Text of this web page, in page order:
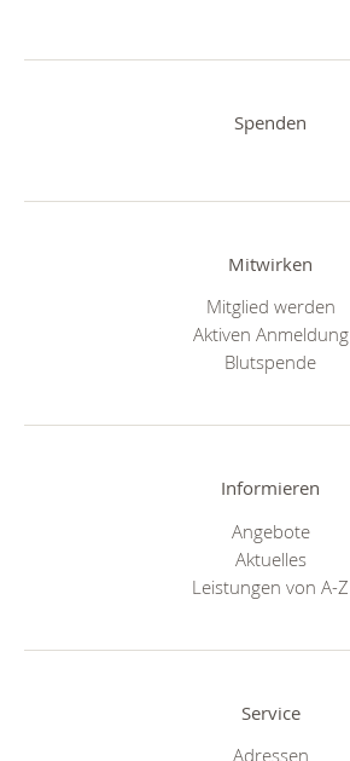
Spenden
Mitwirken
Mitglied werden
Aktiven Anmeldung
Blutspende
Informieren
Angebote
Aktuelles
Leistungen von A-Z
Service
Adressen